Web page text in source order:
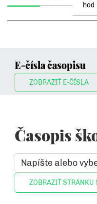
hod
E-čísla časopisu
ZOBRAZIŤ E-ČÍSLA
Časopis
Napíšte alebo